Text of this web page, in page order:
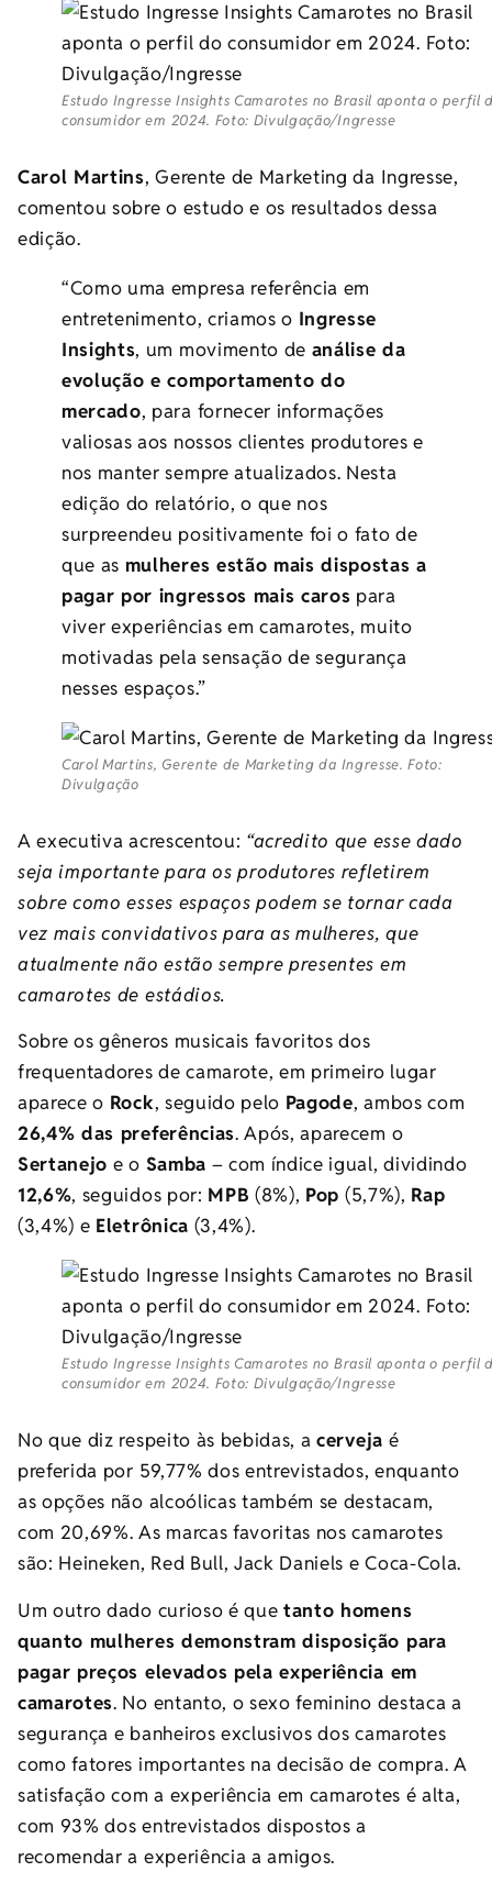
Estudo Ingresse Insights Camarotes no Brasil aponta o perfil
consumidor em 2024. Foto: Divulgação/Ingresse
Carol Martins, Gerente de Marketing da Ingresse,
comentou sobre o estudo e os resultados dessa
edição.
“Como uma empresa referência em
entretenimento, criamos o Ingresse
Insights, um movimento de análise da
evolução e comportamento do
mercado, para fornecer informações
valiosas aos nossos clientes produtores e
nos manter sempre atualizados. Nesta
edição do relatório, o que nos
surpreendeu positivamente foi o fato de
que as mulheres estão mais dispostas a
pagar por ingressos mais caros para
viver experiências em camarotes, muito
motivadas pela sensação de segurança
nesses espaços.”
Carol Martins, Gerente de Marketing da Ingresse. Foto:
Divulgação
A executiva acrescentou: “acredito que esse dado
seja importante para os produtores refletirem
sobre como esses espaços podem se tornar cada
vez mais convidativos para as mulheres, que
atualmente não estão sempre presentes em
camarotes de estádios.
Sobre os gêneros musicais favoritos dos
frequentadores de camarote, em primeiro lugar
aparece o Rock, seguido pelo Pagode, ambos com
26,4% das preferências. Após, aparecem o
Sertanejo e o Samba – com índice igual, dividindo
12,6%, seguidos por: MPB (8%), Pop (5,7%), Rap
(3,4%) e Eletrônica (3,4%).
Estudo Ingresse Insights Camarotes no Brasil aponta o perfil
consumidor em 2024. Foto: Divulgação/Ingresse
No que diz respeito às bebidas, acerveja é
preferida por 59,77% dos entrevistados, enquanto
as opções não alcoólicas também se destacam,
com 20,69%. As marcas favoritas nos camarotes
são: Heineken, Red Bull, Jack Daniels e Coca-Cola.
Um outro dado curioso é quetanto homens
quanto mulheres demonstram disposição para
pagar preços elevados pela experiência em
camarotes. No entanto, o sexo feminino destaca a
segurança e banheiros exclusivos dos camarotes
como fatores importantes na decisão de compra. A
satisfação com a experiência em camarotes é alta,
com 93% dos entrevistados dispostos a
recomendar a experiência a amigos.